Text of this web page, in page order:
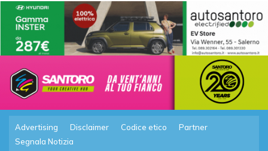
Advertising Disclaimer Codice etico
Partner
Segnala Notizia